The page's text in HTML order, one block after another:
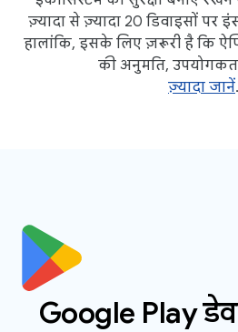
ज़्यादा से ज़्यादा 20 डिवाइसों पर
हालांकि, इसके लिए ज़रूरी है कि
की अनुमति,
ज़्यादा जानें.
Google Play